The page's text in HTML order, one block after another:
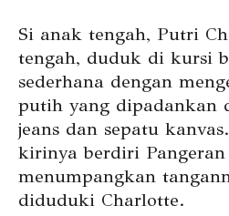
Si anak tengah, Putri
tengah, duduk di kursi
sederhana dengan
putih yang dipadankan
jeans dan sepatu
kirinya berdiri
menumpangkan
diduduki Charlotte.